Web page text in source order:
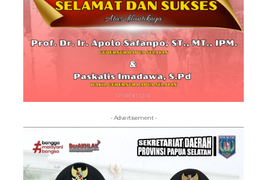
- Advertisement -